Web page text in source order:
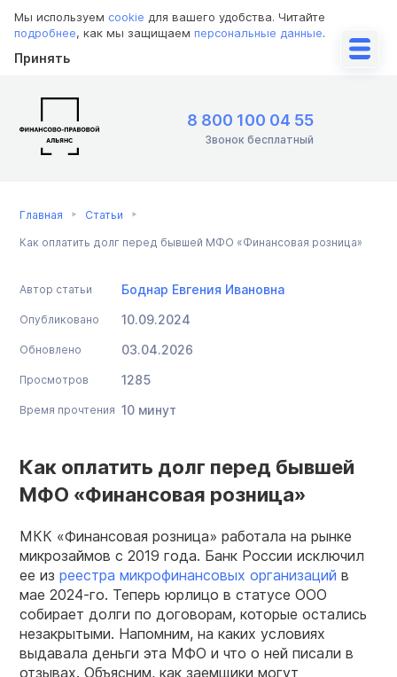
Мы используем cookie для вашего удобства. Читайте
подробнее, как мы защищаем персональные данные.
Принять
8 800 100 04 55
Звонок бесплатный
Главная Статьи
Как оплатить долг перед бывшей МФО «Финансовая розница»
Автор статьи Боднар Евгения Ивановна
Опубликовано 10.09.2024
Обновлено 03.04.2026
Просмотров 1285
Время прочтения 10 минут
Как оплатить долг перед бывшей
МФО «Финансовая розница»
МКК «Финансовая розница» работала на рынке
микрозаймов с 2019 года. Банк России исключил
ее из реестра микрофинансовых организаций в
мае 2024-го. Теперь юрлицо в статусе ООО
собирает долги по договорам, которые остались
незакрытыми. Напомним, на каких условиях
выдавала деньги эта МФО и что о ней писали в
отзывах. Объясним, как заемщики могут